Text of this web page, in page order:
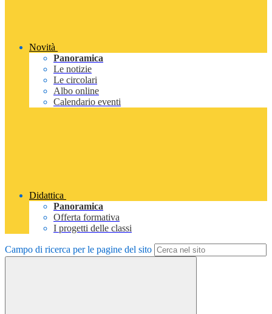
Novità
Panoramica
Le notizie
Le circolari
Albo online
Calendario eventi
Didattica
Panoramica
Offerta formativa
I progetti delle classi
Campo di ricerca per le pagine del sito